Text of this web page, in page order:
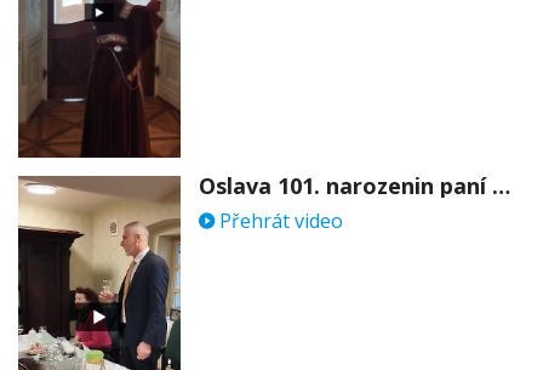
Oslava 101. narozenin paní Věry Skořepové
Přehrát video